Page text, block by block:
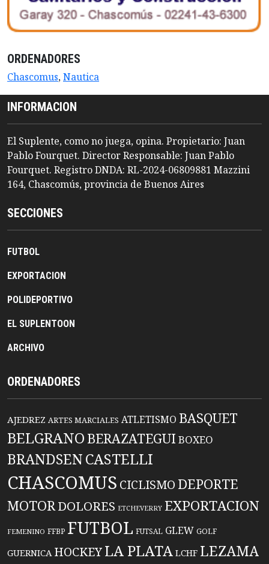
ORDENADORES
Chascomus,Nautica
INFORMACION
El Suplente, como no juega, opina. Propietario: Juan
Pablo Fourquet. Director Responsable: Juan Pablo
Fourquet. Registro DNDA: RL-2024-06809881 Mazzini
164, Chascomús, provincia de Buenos Aires
SECCIONES
FUTBOL
EXPORTACION
POLIDEPORTIVO
EL SUPLENTOON
ARCHIVO
ORDENADORES
AJEDREZ ARTES MARCIALES ATLETISMO BASQUET
BELGRANO BERAZATEGUIBOXEO
BRANDSENCASTELLI
CHASCOMUS CICLISMO DEPORTE
MOTORDOLORES ETCHEVERRY EXPORTACION
FEMENINO FFBP FUTBOL FUTSAL GLEW GOLF
GUERNICA HOCKEYLA PLATA LCHF LEZAMA